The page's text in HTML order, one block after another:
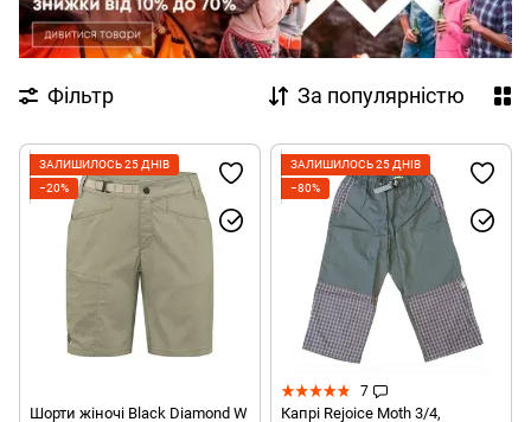
Фільтр За популярністю
ЗАЛИШИЛОСЬ 25 ДНІВ
−20%
Шорти жіночі Black Diamond W
ЗАЛИШИЛОСЬ 25 ДНІВ
−80%
7
Капрі Rejoice Moth 3/4,